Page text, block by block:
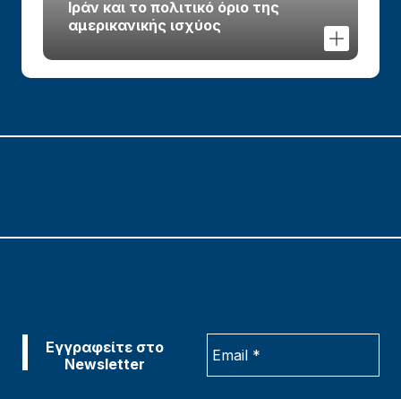
Ιράν και το πολιτικό όριο της
αμερικανικής ισχύος